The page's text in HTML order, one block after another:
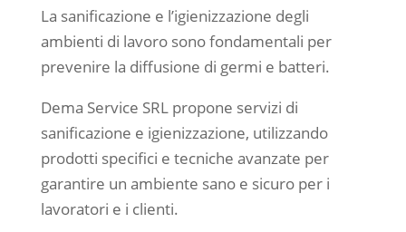
La sanificazione e l’igienizzazione degli
ambienti di lavoro sono fondamentali per
prevenire la diffusione di germi e batteri.
Dema Service SRL propone servizi di
sanificazione e igienizzazione, utilizzando
prodotti specifici e tecniche avanzate per
garantire un ambiente sano e sicuro per i
lavoratori e i clienti.